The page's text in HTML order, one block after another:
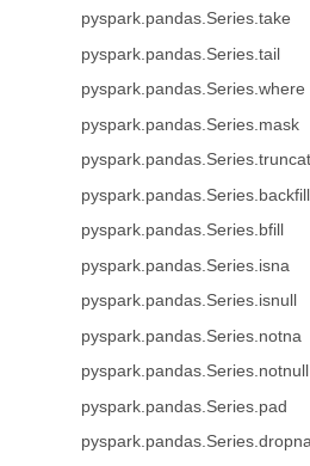
pyspark.pandas.Series.take
pyspark.pandas.Series.tail
pyspark.pandas.Series.where
pyspark.pandas.Series.mask
pyspark.pandas.Series.backfill
pyspark.pandas.Series.bfill
pyspark.pandas.Series.isna
pyspark.pandas.Series.isnull
pyspark.pandas.Series.notna
pyspark.pandas.Series.notnull
pyspark.pandas.Series.pad